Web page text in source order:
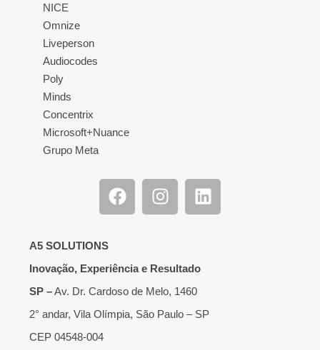
NICE
Omnize
Liveperson
Audiocodes
Poly
Minds
Concentrix
Microsoft+Nuance
Grupo Meta
A5 SOLUTIONS
Inovação, Experiência e Resultado
SP –Av. Dr. Cardoso de Melo, 1460
2° andar, Vila Olímpia, São Paulo – SP
CEP 04548-004